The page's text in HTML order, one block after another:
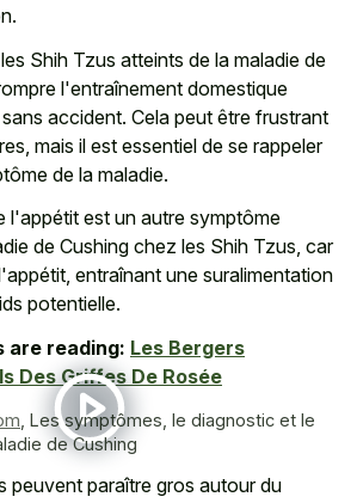
Shih Tzus atteints de la maladie de
l'entraînement domestique
accident. Cela peut être frustrant
mais il est essentiel de se rappeler
de la maladie.
l'appétit est un autre symptôme
de Cushing chez les Shih Tzus, car
entraînant une suralimentation
potentielle.
are reading: Les Bergers
Des Griffes De Rosée
Les symptômes, le diagnostic et le
de Cushing
peuvent paraître gros autour du